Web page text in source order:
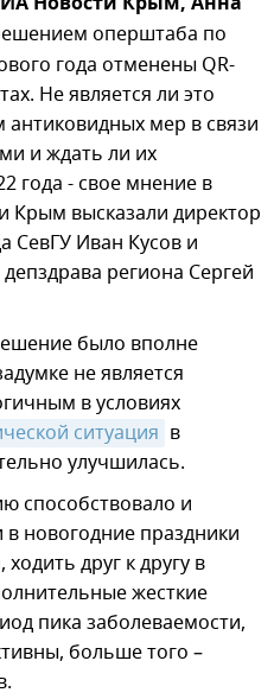
оперштаба по
года отменены QR-
Не является ли это
мер в связи
и ждать ли их
года - свое мнение в
высказали директор
СевГУ Иван Кусов и
региона Сергей
было вполне
не является
в условиях
ситуация в
улучшилась.
способствовало и
новогодние праздники
друг к другу в
жесткие
пика заболеваемости,
больше того –